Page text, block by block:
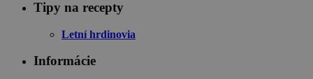
Tipy na recepty
Letní hrdinovia
Informácie